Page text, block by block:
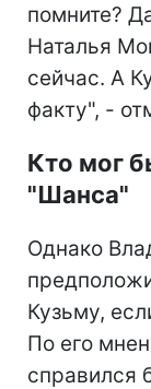
помните?
Наталья
сейчас. А
факту", -
Кто мог
"Шанса"
Однако
Кузьму,
По его
справился